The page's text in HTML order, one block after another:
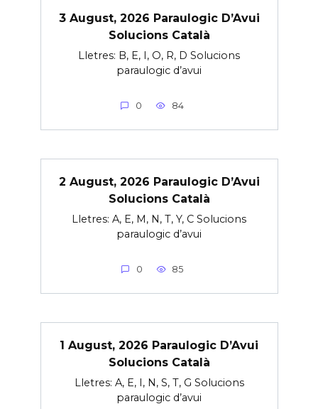
3 August, 2026 Paraulogic D’Avui
Solucions Català
Lletres: B, E, I, O, R, D Solucions
paraulogic d’avui
0 84
2 August, 2026 Paraulogic D’Avui
Solucions Català
Lletres: A, E, M, N, T, Y, C Solucions
paraulogic d’avui
0 85
1 August, 2026 Paraulogic D’Avui
Solucions Català
Lletres: A, E, I, N, S, T, G Solucions
paraulogic d’avui